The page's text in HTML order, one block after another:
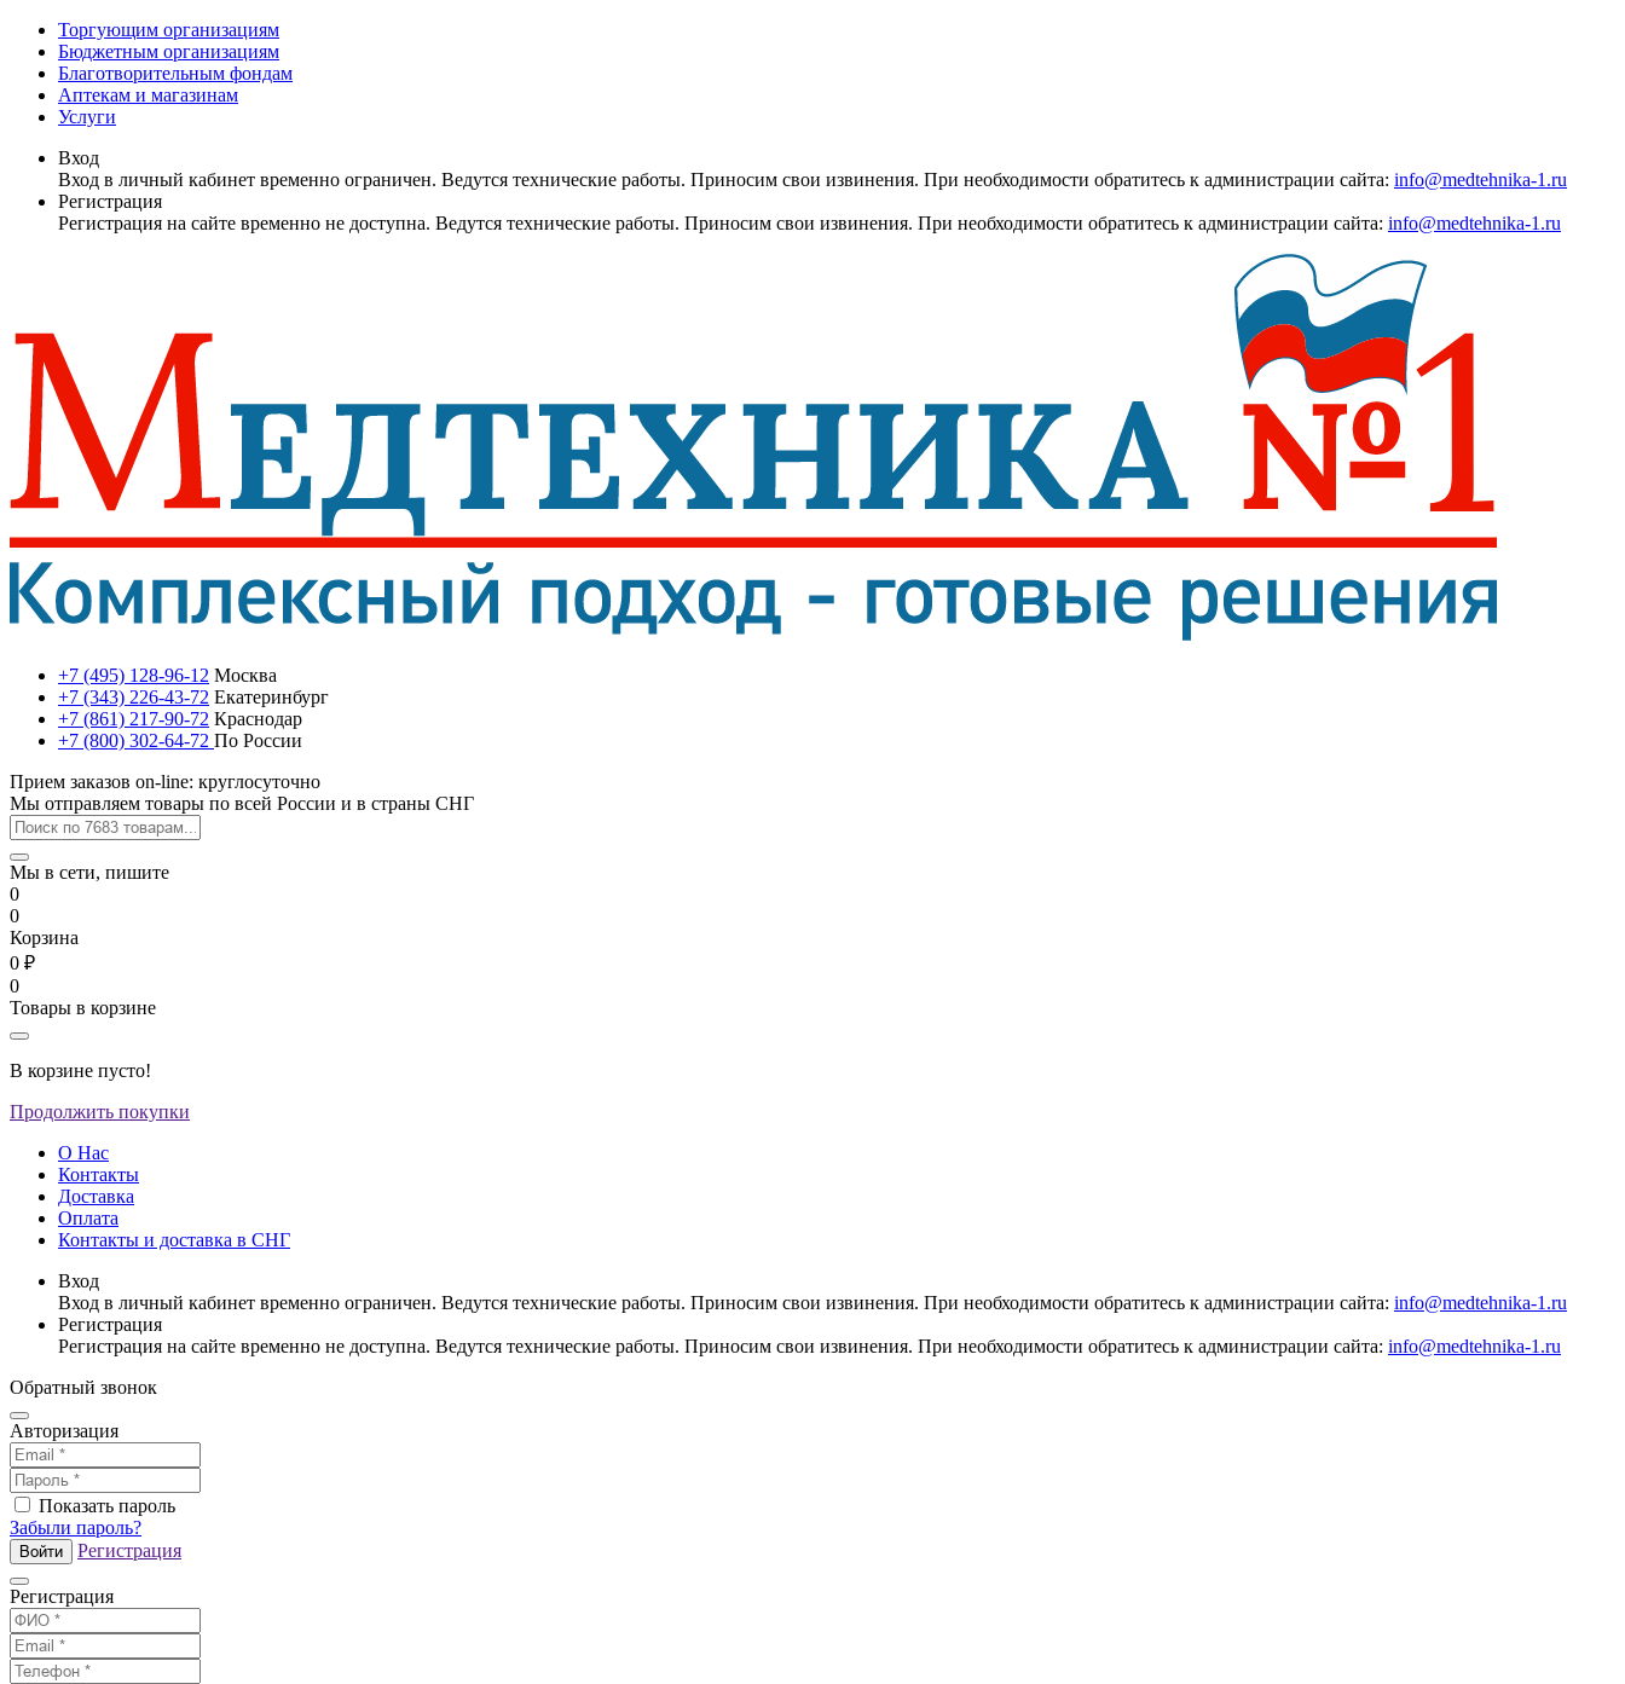
Торгующим организациям
Бюджетным организациям
Благотворительным фондам
Аптекам и магазинам
Услуги
Вход
Вход в личный кабинет временно ограничен. Ведутся технические работы. Приносим свои извинения. При необходимости обратитесь к администрации сайта: info@medtehnika-1.ru
Регистрация
Регистрация на сайте временно не доступна. Ведутся технические работы. Приносим свои извинения. При необходимости обратитесь к администрации сайта: info@medtehnika-1.ru
+7 (495) 128-96-12 Москва
+7 (343) 226-43-72 Екатеринбург
+7 (861) 217-90-72 Краснодар
+7 (800) 302-64-72 По России
Прием заказов on-line: круглосуточно
Мы отправляем товары по всей России и в страны СНГ
Мы в сети, пишите
0
0
Корзина
0 ₽
0
Товары в корзине
В корзине пусто!
Продолжить покупки
О Нас
Контакты
Доставка
Оплата
Контакты и доставка в СНГ
Вход
Вход в личный кабинет временно ограничен. Ведутся технические работы. Приносим свои извинения. При необходимости обратитесь к администрации сайта: info@medtehnika-1.ru
Регистрация
Регистрация на сайте временно не доступна. Ведутся технические работы. Приносим свои извинения. При необходимости обратитесь к администрации сайта: info@medtehnika-1.ru
Обратный звонок
Авторизация
Показать пароль
Забыли пароль?
Войти Регистрация
Регистрация